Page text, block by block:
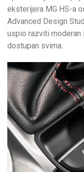
eksterijera MG HS-a
Advanced Design
uspio razviti moderan
dostupan svima.